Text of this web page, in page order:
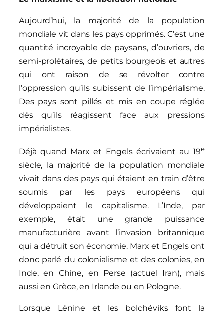
Aujourd’hui, la majorité de la population
mondiale vit dans les pays opprimés. C’est une
quantité incroyable de paysans, d’ouvriers, de
semi-prolétaires, de petits bourgeois et autres
qui ont raison de se révolter contre
l’oppression qu’ils subissent de l’impérialisme.
Des pays sont pillés et mis en coupe réglée
dés qu’ils réagissent face aux pressions
impérialistes.
Déjà quand Marx et Engels écrivaient au 19e
siècle, la majorité de la population mondiale
vivait dans des pays qui étaient en train d’être
soumis par les pays européens qui
développaient le capitalisme. L’Inde, par
exemple, était une grande puissance
manufacturière avant l’invasion britannique
qui a détruit son économie. Marx et Engels ont
donc parlé du colonialisme et des colonies, en
Inde, en Chine, en Perse (actuel Iran), mais
aussi en Grèce, en Irlande ou en Pologne.
Lorsque Lénine et les bolchéviks font la